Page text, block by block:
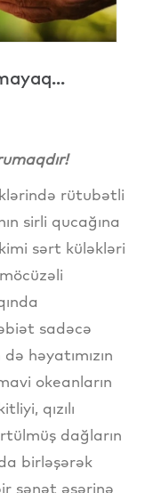
rütubətli
sirli qucağına
sərt küləkləri
sadəcə
həyatımızın
okeanların
qızılı
dağların
birləşərək
sənət əsərinə